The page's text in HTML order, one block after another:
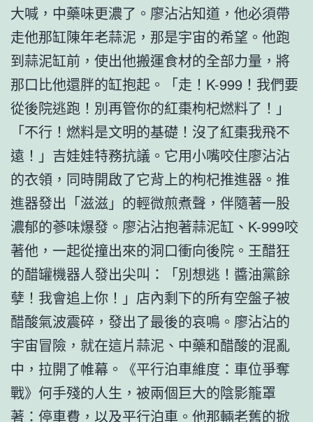
大喊，中藥味更濃了。廖沾沾知道，他必須帶
走他那缸陳年老蒜泥，那是宇宙的希望。他跑
到蒜泥缸前，使出他搬運食材的全部力量，將
那口比他還胖的缸抱起。「走！K-999！我們要
從後院逃跑！別再管你的紅棗枸杞燃料了！」
「不行！燃料是文明的基礎！沒了紅棗我飛不
遠！」吉娃娃特務抗議。它用小嘴咬住廖沾沾
的衣領，同時開啟了它背上的枸杞推進器。推
進器發出「滋滋」的輕微煎煮聲，伴隨著一股
濃郁的蔘味爆發。廖沾沾抱著蒜泥缸、K-999咬
著他，一起從撞出來的洞口衝向後院。王醋狂
的醋罐機器人發出尖叫：「別想逃！醬油黨餘
孽！我會追上你！」店內剩下的所有空盤子被
醋酸氣波震碎，發出了最後的哀鳴。廖沾沾的
宇宙冒險，就在這片蒜泥、中藥和醋酸的混亂
中，拉開了帷幕。《平行泊車維度：車位爭奪
戰》何手殘的人生，被兩個巨大的陰影籠罩
著：停車費，以及平行泊車。他那輛老舊的掀